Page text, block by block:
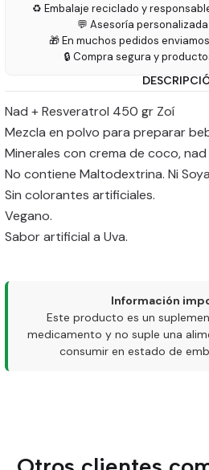
♻️ Embalaje reciclado y
💬 Asesoría
🎁 En muchos pedidos
🔒 Compra segura y
Nad + Resveratrol 450 gr Zoí
Mezcla en polvo para preparar
Minerales con crema de coco,
No contiene Maltodextrina. Ni
Sin colorantes artificiales.
Vegano.
Sabor artificial a Uva.
Información
Este producto es un
medicamento y no suple una
consumir en estado de